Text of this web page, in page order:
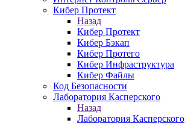
Кибер Протект
Назад
Кибер Протект
Кибер Бэкап
Кибер Протего
Кибер Инфраструктура
Кибер Файлы
Код Безопасности
Лаборатория Касперского
Назад
Лаборатория Касперского